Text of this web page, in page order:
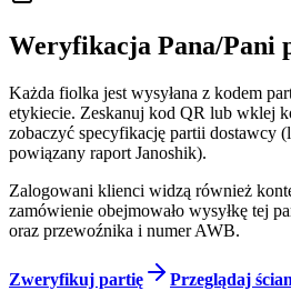
Weryfikacja Pana/Pani
Każda fiolka jest wysyłana z kodem
etykiecie. Zeskanuj kod QR lub wklej
zobaczyć specyfikację partii dostawcy
powiązany raport Janoshik).
Zalogowani klienci widzą również
zamówienie obejmowało wysyłkę tej
oraz przewoźnika i numer AWB.
Zweryfikuj partię Przeglądaj